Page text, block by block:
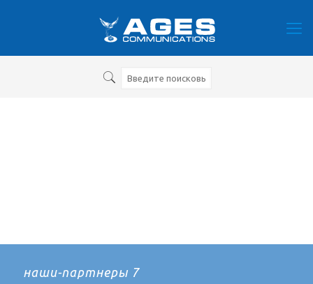
наши-партнеры 7